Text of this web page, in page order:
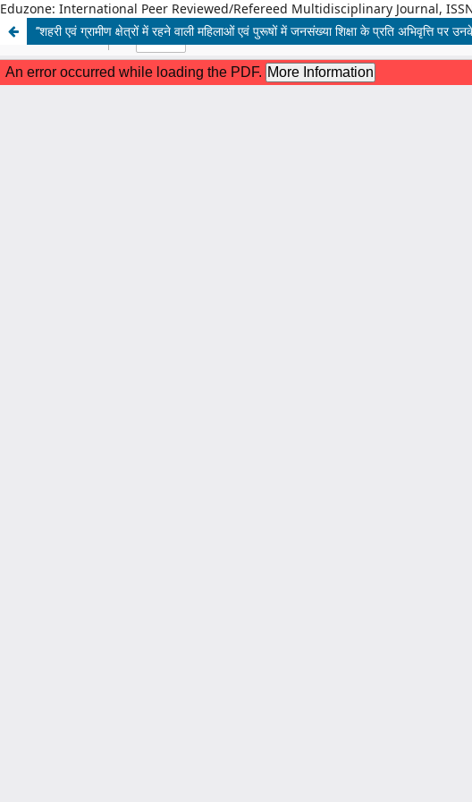
Eduzone: International Peer Reviewed/Refereed Multidisciplinary Journal,
’’शहरी एवं ग्रामीण क्षेत्रों में रहने वाली महिलाओं एवं पुरूषों में जनसंख्या शिक्षा के प्रति अभिवृत्ति